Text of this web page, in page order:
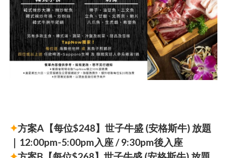
✦方案A【每位$248】世子牛盛 (安格斯牛) 放題
｜12:00pm-5:00pm入座 / 9:30pm後入座